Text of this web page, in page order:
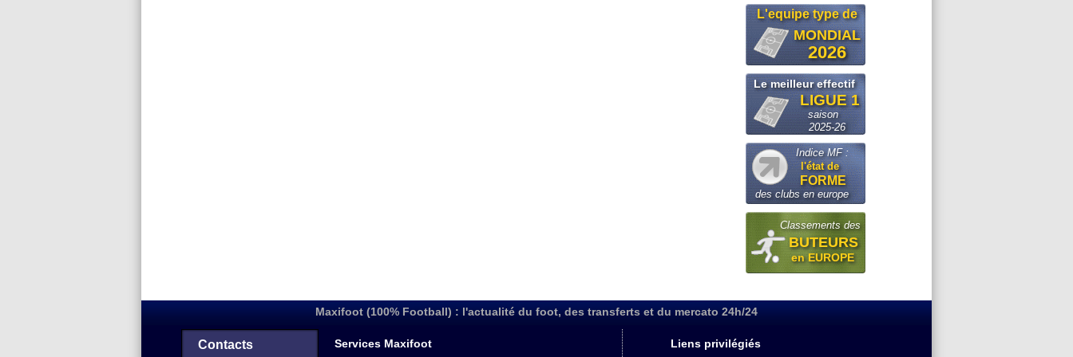
L'equipe type de
MONDIAL
2026
Le meilleur effectif
LIGUE 1
saison
2025-26
Indice MF :
l'état de
FORME
des clubs en europe
Classements des
BUTEURS
en EUROPE
Maxifoot (100% Football) : l'actualité du foot, des transferts et du mercato 24h/24
Contacts Services Maxifoot Liens privilégiés